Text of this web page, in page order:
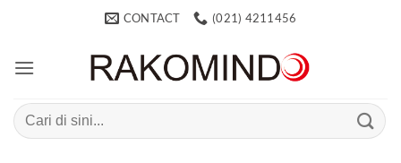
CONTACT (021) 4211456
Search
for: